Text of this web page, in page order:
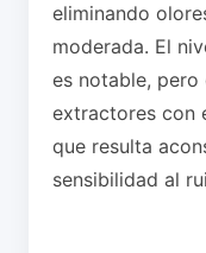
eliminando
moderada. El
es notable,
extractores con
que resulta
sensibilidad al